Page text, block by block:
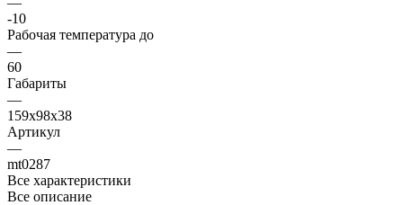
-10
Рабочая температура до
—
60
Габариты
—
159х98х38
Артикул
—
mt0287
Все характеристики
Все описание